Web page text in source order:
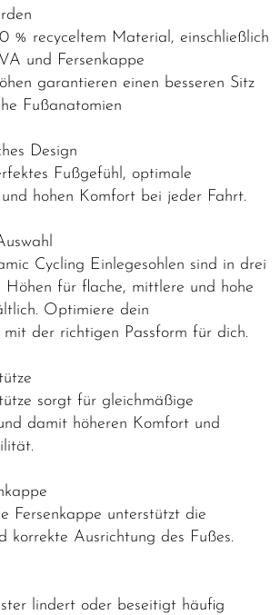
% recyceltem Material, einschließlich
und Fersenkappe
garantieren einen besseren Sitz
Fußanatomien
Design
Fußgefühl, optimale
hohen Komfort bei jeder Fahrt.
Cycling Einlegesohlen sind in drei
Höhen für flache, mittlere und hohe
Optimiere dein
mit der richtigen Passform für dich.
sorgt für gleichmäßige
damit höheren Komfort und
Fersenkappe unterstützt die
korrekte Ausrichtung des Fußes.
lindert oder beseitigt häufig